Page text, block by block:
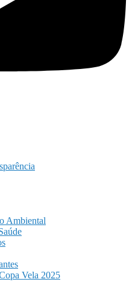
Ambiental
Vela 2025